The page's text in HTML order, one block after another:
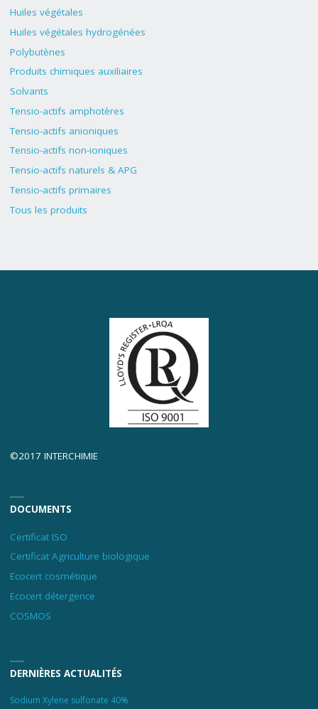
Huiles végétales
Huiles végétales hydrogénées
Polybutènes
Produits chimiques auxiliaires
Solvants
Tensio-actifs amphotères
Tensio-actifs anioniques
Tensio-actifs non-ioniques
Tensio-actifs naturels & APG
Tensio-actifs primaires
Tous les produits
©2017 INTERCHIMIE
DOCUMENTS
Certificat ISO
Certificat Agriculture biologique
Ecocert cosmétique
Ecocert détergence
COSMOS
DERNIÈRES ACTUALITÉS
Sodium Xylene sulfonate 40%